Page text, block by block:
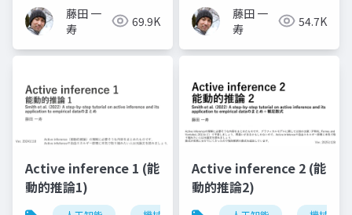
藤田 一
寿
69.9K
藤田 一
寿
54.7K
Active inference 1 (能
動的推論1)
Active inference 2 (能
動的推論2)